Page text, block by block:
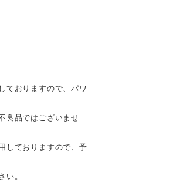
ておりますので、パワ
良品ではございませ
しておりますので、予
い。